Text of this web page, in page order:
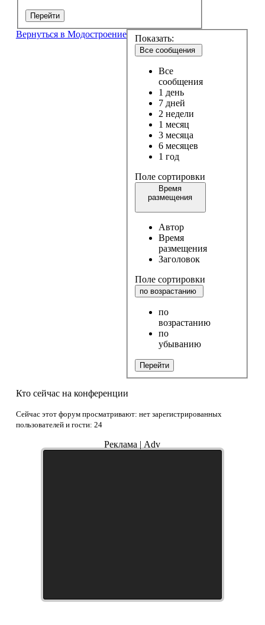
Перейти
Вернуться в Модостроение Показать:
Все сообщения
Все
сообщения
1 день
7 дней
2 недели
1 месяц
3 месяца
6 месяцев
1 год
Поле сортировки
Время
размещения
Автор
Время
размещения
Заголовок
Поле сортировки
по возрастанию
по
возрастанию
по
убыванию
Перейти
Кто сейчас на конференции
Сейчас этот форум просматривают: нет зарегистрированных
пользователей и гости: 24
Реклама | Adv